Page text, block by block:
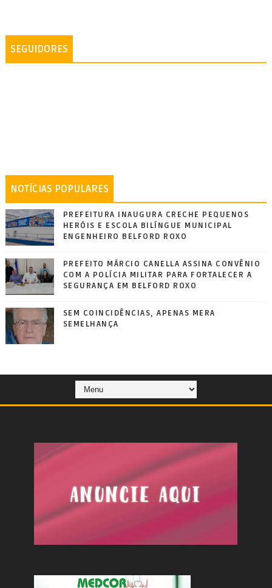
SEGUIDORES
NOTÍCIAS POPULARES
PREFEITURA INAUGURA CRECHE PEQUENOS
HERÓIS E ESCOLA BILÍNGUE MUNICIPAL
ENGENHEIRO BELFORD ROXO
PREFEITO MÁRCIO CANELLA ASSINA CONVÊNIO
COM A POLÍCIA MILITAR PARA FORTALECER A
SEGURANÇA EM BELFORD ROXO
SEM COINCIDÊNCIAS, APENAS MERA
SEMELHANÇA